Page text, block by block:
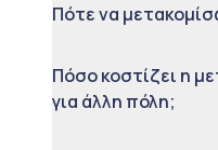
Πότε να
Πόσο κοστίζει η
για άλλη πόλη;